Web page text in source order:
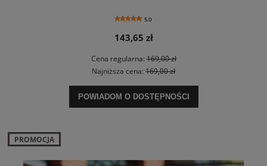
5.0
143,65 zł
Cena regularna:169,00 zł
Najniższa cena: 169,00 zł
POWIADOM O DOSTĘPNOŚCI
PROMOCJA